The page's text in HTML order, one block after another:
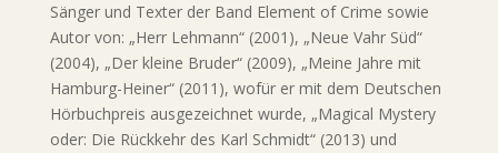
Sänger und Texter der Band Element of Crime sowie
Autor von: „Herr Lehmann“ (2001), „Neue Vahr Süd“
(2004), „Der kleine Bruder“ (2009), „Meine Jahre mit
Hamburg-Heiner“ (2011), wofür er mit dem Deutschen
Hörbuchpreis ausgezeichnet wurde, „Magical Mystery
oder: Die Rückkehr des Karl Schmidt“ (2013) und